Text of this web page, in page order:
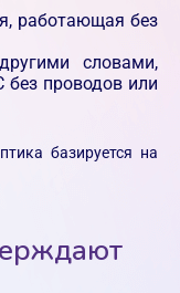
работающая без
словами,
проводов или
базируется на